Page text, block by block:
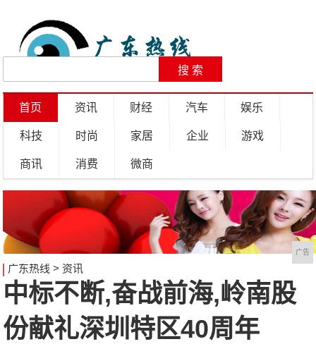
首页 资讯 财经 汽车 娱乐
科技 时尚 家居 企业 游戏
商讯 消费 微商
广告
广东热线 > 资讯
中标不断,奋战前海,岭南股
份献礼深圳特区40周年